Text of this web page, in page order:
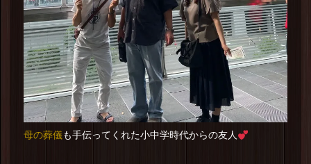
母の葬儀も手伝ってくれた小中学時代からの友人